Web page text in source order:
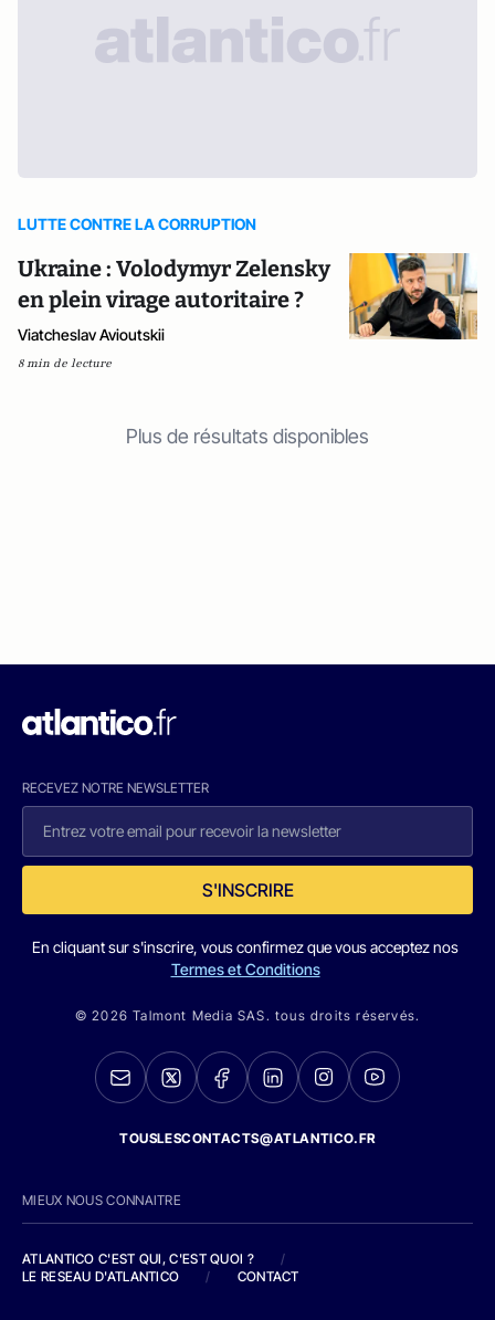
LUTTE CONTRE LA CORRUPTION
Ukraine : Volodymyr Zelensky
en plein virage autoritaire ?
Viatcheslav Avioutskii
8 min de lecture
Plus de résultats disponibles
RECEVEZ NOTRE NEWSLETTER
S'INSCRIRE
En cliquant sur s'inscrire, vous confirmez que vous acceptez nos
Termes et Conditions
© 2026 Talmont Media SAS. tous droits réservés.
TOUSLESCONTACTS@ATLANTICO.FR
MIEUX NOUS CONNAITRE
ATLANTICO C'EST QUI, C'EST QUOI ?
/
LE RESEAU D'ATLANTICO
/ CONTACT